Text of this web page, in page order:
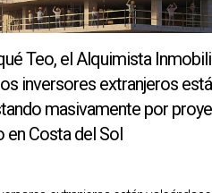
Teo, el Alquimista
inversores extranjeros
masivamente por
en Costa del Sol